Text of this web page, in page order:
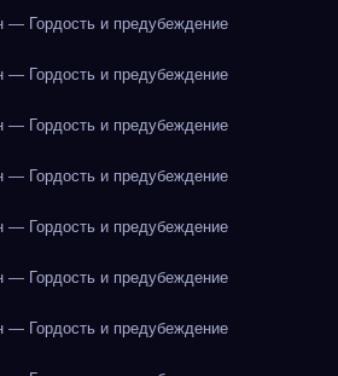
— Гордость и предубеждение
— Гордость и предубеждение
— Гордость и предубеждение
— Гордость и предубеждение
— Гордость и предубеждение
— Гордость и предубеждение
— Гордость и предубеждение